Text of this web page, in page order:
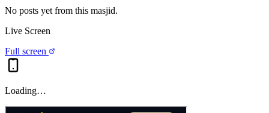
No posts yet from this masjid.
Live Screen
Full screen
Loading…